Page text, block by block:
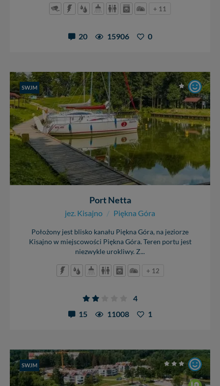
+ 11
20 15906 0
SWJM
Port Netta
jez. Kisajno / Piękna Góra
Położony jest blisko kanału Piękna Góra, na jeziorze
Kisajno w miejscowości Piękna Góra. Teren portu jest
niezwykle urokliwy. Z...
+ 12
4
15
11008 1
SWJM
informacji uzyskach w naszejPolityce Prywatności
Klikając znak X lub przycisk PRZEJDŹ DO SERWISU
Nasz serwis nie wykorzystuje oraz nie udostępnia
Twoich danych jest elementem usługi (przekazanie
danych z formularza kontaktowego, przekazanie danych
w przypadku rezerwacji usług typu: nocleg, czartery,
itp). Więcej informacji o zasadach i funkcjonalności
serwisu wRegulaminie Serwisu.
Administratorem Twoich danych jest: Agencja
Reklamowa Kreacja Monika Borkowska, z siedzibą ul.
Wiejska 17, 11-500 Giżycko. Możesz z nami
skontaktować się za pośrednictwem tej
strony
W każdej chwili możesz: zażądać dostępu do swoich
danych, zażądać ich poprawienia lub usunięcia,
zabronić ich przetwarzania. Pamiętaj jednak, że nie
zawsze jest możliwe techniczne zrealizowanie Twoich
praw w odniesieniu do informacji zawartych w plikach
tych plików - w pewnych przypadkach nie możemy tego
zrobić za Ciebie.
Dziękujemy, i życzmy miłego odkrywania Mazur na